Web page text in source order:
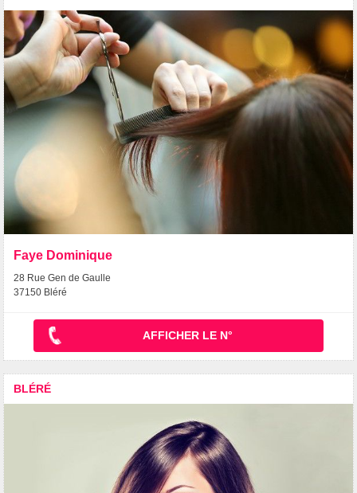
Faye Dominique
28 Rue Gen de Gaulle
37150 Bléré
AFFICHER LE N°
BLÉRÉ